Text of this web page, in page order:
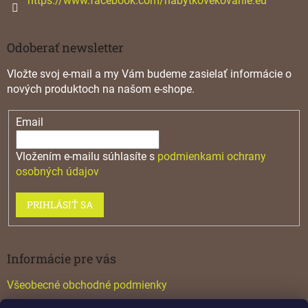
u
Odoberať newsletter
Vložte svoj e-mail a my Vám budeme zasielať informácie o
nových produktoch na našom e-shope.
Email
Vložením e-mailu súhlasíte s podmienkami ochrany
osobných údajov
PRIHLÁSIŤ SA
Informácie pre vás
Všeobecné obchodné podmienky